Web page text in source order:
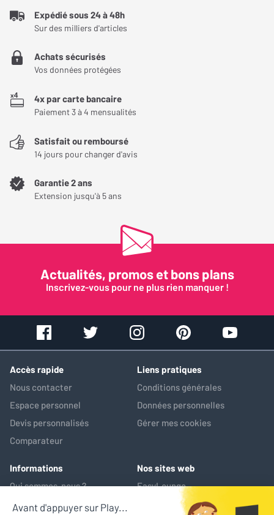
tous les systèmes audio et valorise chaque source avec
précision.
Expédié sous 24 à 48h
Sur des milliers d'articles
Achats sécurisés
Vos données protégées
4x par carte bancaire
Paiement 3 à 4 mensualités
Satisfait ou remboursé
14 jours pour changer d'avis
Garantie 2 ans
Extension jusqu'à 5 ans
Actualités, promos et bons plans
Inscrivez-vous pour ne plus rien manquer !
Accès rapide
Nous contacter
Espace personnel
Devis personnalisés
Comparateur
Liens pratiques
Conditions générales
Données personnelles
Gérer mes cookies
Informations
Qui sommes-nous ?
Nos services
Nos sites web
EasyLounge